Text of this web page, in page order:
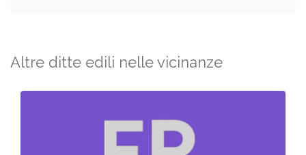
Altre ditte edili nelle vicinanze